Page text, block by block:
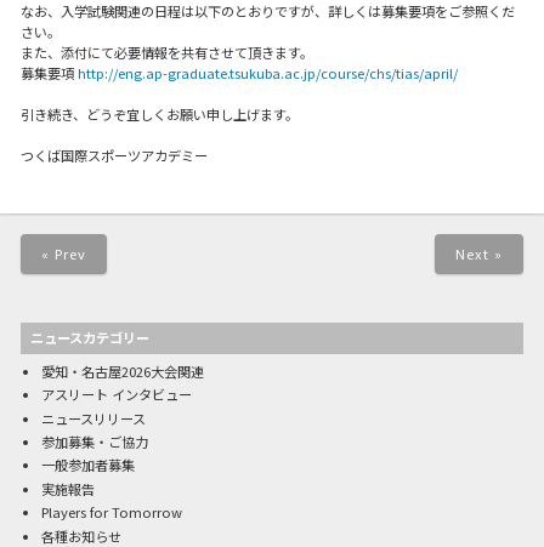
なお、入学試験関連の日程は以下のとおりですが、詳しくは募集要項をご参照くだ
さい。
また、添付にて必要情報を共有させて頂きます。
募集要項http://eng.ap-graduate.tsukuba.ac.jp/course/chs/tias/april/
引き続き、どうぞ宜しくお願い申し上げます。
つくば国際スポーツアカデミー
« Prev Next »
ニュースカテゴリー
愛知・名古屋2026大会関連
アスリート インタビュー
ニュースリリース
参加募集・ご協力
一般参加者募集
実施報告
Players for Tomorrow
各種お知らせ